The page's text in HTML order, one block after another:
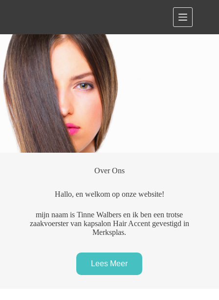
Over Ons
Hallo, en welkom op onze website!
mijn naam is Tinne Walbers en ik ben een trotse
zaakvoerster van kapsalon Hair Accent gevestigd in
Merksplas.
Lees Meer